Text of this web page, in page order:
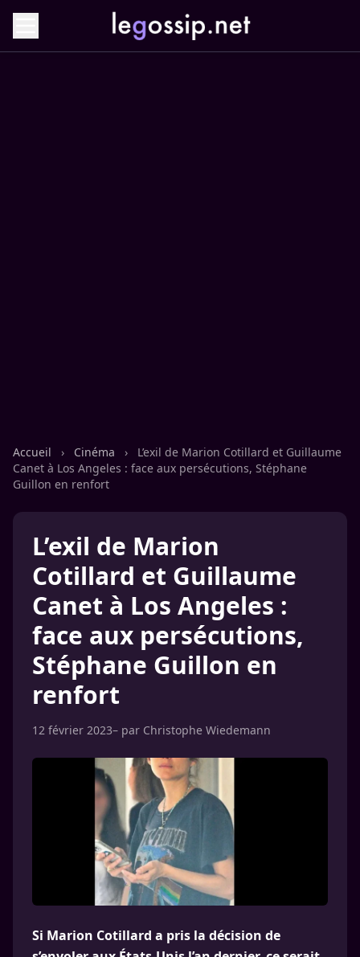
Accueil › Cinéma ›
L’exil de Marion Cotillard et Guillaume
Canet à Los Angeles : face aux persécutions, Stéphane
Guillon en renfort
L’exil de Marion
Cotillard et Guillaume
Canet à Los Angeles :
face aux persécutions,
Stéphane Guillon en
renfort
12 février 2023– par Christophe Wiedemann
Si Marion Cotillard a pris la décision de